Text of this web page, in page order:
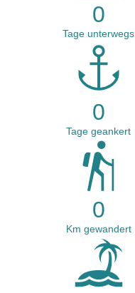
0
Tage unterwegs
0
Tage geankert
0
Km gewandert